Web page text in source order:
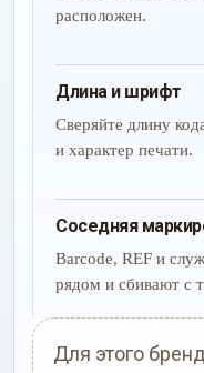
расположен.
Длина и шрифт
Сверяйте длину
и характер печати.
Соседняя
Barcode, REF и
рядом и сбивают с
Для этого